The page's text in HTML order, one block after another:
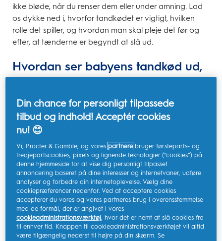
ikke bløde, når du renser dem eller under amning. Lad
os dykke ned i, hvorfor tandkødet er vigtigt, hvilken
rolle det spiller, og hvordan man skal pleje det før og
efter, at tænderne er begyndt at slå ud.
Hvordan ser babyens tandkød ud,
Her er en hurtig opsummering af, hvordan dit barns
sunde tandkød bør se ud:
Normalt har sundt baby
tandkød en lyserød farvetone; nogle variationer er
almindelige afhængigt af genetik og etnicitet.
Konsistens af tandkød:Før barnet får tænder, skal
gummerne være glatte og faste uden ujævnheder.
Blødende tandkød:Der bør ikke være tegn på
tandkødsblødning, før tænderne begynder at slå
ud, især efter tandrensninger eller når din baby
tygger.
Din chance for personligt tilpassede
tilbud og indhold! Acceptér cookies
nu! 😊
Vi, Procter & Gamble, og vorespartnere bruger førsteparts- og
tredjepartscookies, pixels og lignende teknologier (“cookies”) på
denne hjemmeside for at vise dig personligt tilpasset
annoncering baseret på dine interesser og internetvaner, udføre
analyser og forbedre din internetoplevelse. Vælg dine
cookiepræferencer nedenfor. Ved at acceptere cookies
accepterer du vores og vores partneres brug i overensstemmelse
med de formål, der er angivet i vores
cookieadministrationsværktøj , hvor det er nemt at slå cookies fra
til enhver tid. Knappen til cookieadministrationsværktøjet vil altid
være tilgængelig nederst til højre på din skærm. Se